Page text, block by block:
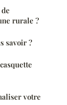
rurale ?
savoir ?
votre